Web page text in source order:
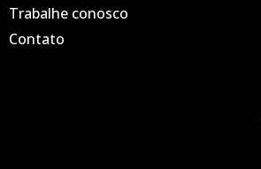
Trabalhe conosco
Contato